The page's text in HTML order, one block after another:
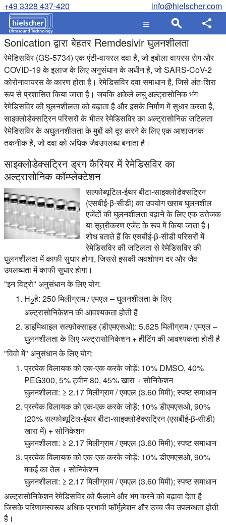
+49 3328 437-420 info@hielscher.com
Sonication द्वारा बेहतर Remdesivir घुलनशीलता
रेमेडिसविर (GS-5734) एक एंटी-वायरल दवा है, जो इबोला वायरस रोग और
COVID-19 के इलाज के लिए अनुसंधान के अधीन है, जो SARS-CoV-2
कोरोनावायरस के कारण होता है। रेमेडिसविर दवा समाधान है, जिसे अंतःशिरा
रूप से प्रशासित किया जाता है। जबकि अकेले लघु अल्ट्रासोनिक भंग
रेमेडिसविर की घुलनशीलता को बढ़ाता है और इसके निर्माण में सुधार करता है,
साइक्लोडेक्सट्रिन परिसरों के भीतर रेमेडिसविर का अल्ट्रासोनिक जटिलता
रेमेडिसविर के अघुलनशीलता के मुद्दों को दूर करने के लिए एक आशाजनक
तकनीक है, जो दवा को अधिक जैवउपलब्ध बनाता है।
साइक्लोडेक्सट्रिन ड्रग कैरियर में रेमेडिसविर का
अल्ट्रासोनिक कॉम्प्लेक्टेशन
सल्फोब्यूटिल-ईथर बीटा-साइक्लोडेक्सट्रिन
(एसबीई-β-सीडी) का उपयोग खराब घुलनशील
एजेंटों की घुलनशीलता बढ़ाने के लिए एक उत्तेजक
या सूत्रीकरण एजेंट के रूप में किया जाता है।
शोध बताते हैं कि एसबीई-β-सीडी परिसरों में
रेमेडिसविर की जटिलता से रेमेडिसविर की
घुलनशीलता में काफी सुधार होगा, जिससे इसकी अवशोषण दर और जैव
उपलब्धता में काफी सुधार होगा।
"इन विट्रो" अनुसंधान के लिए योग:
H2हे: 250 मिलीग्राम / एमएल – घुलनशीलता के लिए
अल्ट्रासोनिकेशन की आवश्यकता होती है
डाइमिथाइल सल्फ़ोक्साइड (डीएमएसओ): 5.625 मिलीग्राम / एमएल –
घुलनशीलता के लिए अल्ट्रासोनिकेशन + हीटिंग की आवश्यकता होती है
"विवो में" अनुसंधान के लिए योग:
प्रत्येक विलायक को एक-एक करके जोड़ें: 10% DMSO, 40%
PEG300, 5% ट्वीन 80, 45% खारा + सोनिकेशन
घुलनशीलता: ≥ 2.17 मिलीग्राम / एमएल (3.60 मिमी); स्पष्ट समाधान
प्रत्येक विलायक को एक-एक करके जोड़ें: 10% डीएमएसओ, 90%
(20% सल्फोब्यूटिल-ईथर बीटा-साइक्लोडेक्सट्रिन (एसबीई-β-सीडी)
खारा में) + सोनिकेशन
घुलनशीलता: ≥ 2.17 मिलीग्राम / एमएल (3.60 मिमी); स्पष्ट समाधान
प्रत्येक विलायक को एक-एक करके जोड़ें: 10% डीएमएसओ, 90%
मकई का तेल + सोनिकेशन
घुलनशीलता: ≥ 2.17 मिलीग्राम / एमएल (3.60 मिमी); स्पष्ट समाधान
अल्ट्रासोनिकेशन रेमेडिसविर को फैलाने और भंग करने को बढ़ावा देता है
जिसके परिणामस्वरूप अधिक प्रभावी फॉर्मूलेशन और उच्च जैव उपलब्धता होती
है।